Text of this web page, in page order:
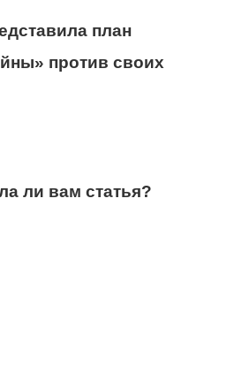
план
против своих
ли вам статья?